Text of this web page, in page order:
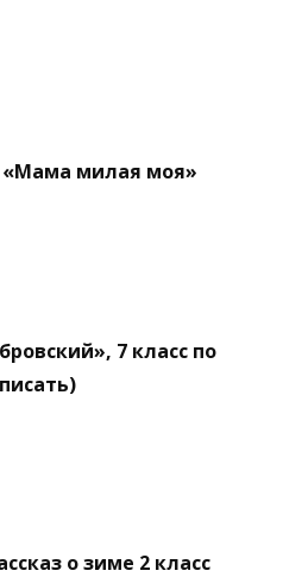
милая моя»
7 класс по
о зиме 2 класс